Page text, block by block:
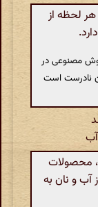
لحظه از
مصنوعی در
نادرست است
محصولات
آب و نان به